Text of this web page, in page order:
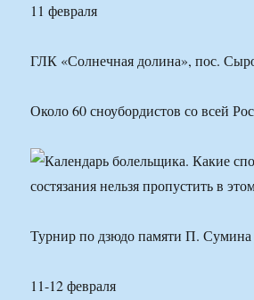
11 февраля
ГЛК «Солнечная долина», пос.
Около 60 сноубордистов со всей
Турнир по дзюдо памяти П. Сумина
11-12 февраля